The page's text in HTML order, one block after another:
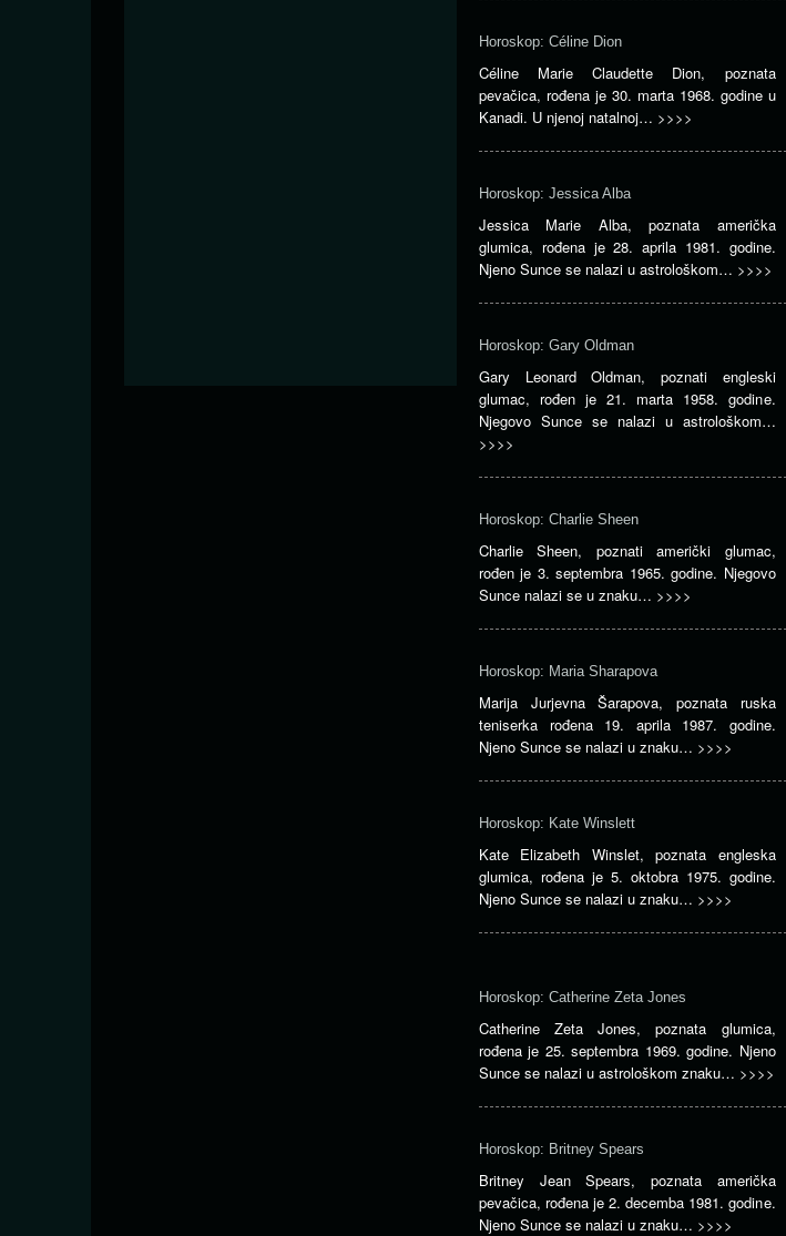
Horoskop: Céline Dion
Céline Marie Claudette Dion, poznata
pevačica, rođena je 30. marta 1968. godine u
Kanadi. U njenoj natalnoj… >>>>
Horoskop: Jessica Alba
Jessica Marie Alba, poznata američka
glumica, rođena je 28. aprila 1981. godine.
Njeno Sunce se nalazi u astrološkom… >>>>
Horoskop: Gary Oldman
Gary Leonard Oldman, poznati engleski
glumac, rođen je 21. marta 1958. godine.
Njegovo Sunce se nalazi u astrološkom…
>>>>
Horoskop: Charlie Sheen
Charlie Sheen, poznati američki glumac,
rođen je 3. septembra 1965. godine. Njegovo
Sunce nalazi se u znaku… >>>>
Horoskop: Maria Sharapova
Marija Jurjevna Šarapova, poznata ruska
teniserka rođena 19. aprila 1987. godine.
Njeno Sunce se nalazi u znaku… >>>>
Horoskop: Kate Winslett
Kate Elizabeth Winslet, poznata engleska
glumica, rođena je 5. oktobra 1975. godine.
Njeno Sunce se nalazi u znaku… >>>>
Horoskop: Catherine Zeta Jones
Catherine Zeta Jones, poznata glumica,
rođena je 25. septembra 1969. godine. Njeno
Sunce se nalazi u astrološkom znaku… >>>>
Horoskop: Britney Spears
Britney Jean Spears, poznata američka
pevačica, rođena je 2. decemba 1981. godine.
Njeno Sunce se nalazi u znaku… >>>>